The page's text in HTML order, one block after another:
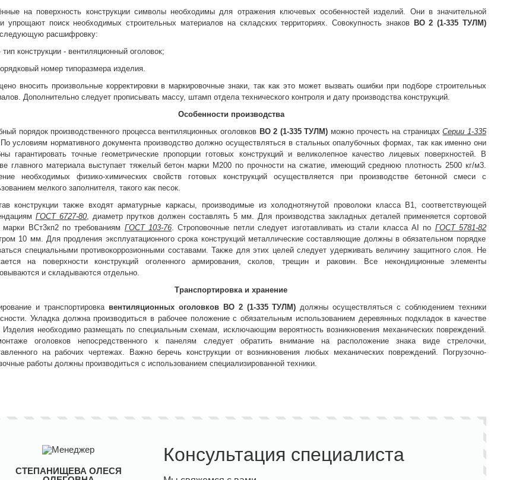
на поверхность конструкции символы необходимы для отражения ключевых особенностей изделий. Они в значительной
упрощают поиск необходимых строительных материалов на складских территориях. Совокупность знаков ВО 2 (1-335 ТУЛМ)
расшифровку:
конструкции - вентиляционный оголовок;
номер типоразмера изделия.
вносить произвольные корректировки в маркировочные знаки, так как это может вызвать ошибки при подборе строительных
Дополнительно следует прописывать массу, штамп отдела технического контроля и дату производства конструкций.
Особенности производства
порядок производственного процесса вентиляционных оголовков ВО 2 (1-335 ТУЛМ) можно прочесть на страницахСерии 1-335
условиям нормативного документа производство должно осуществляться в стальных опалубочных формах, так как именно они
гарантировать точные геометрические пропорции готовых конструкций и великолепное качество лицевых поверхностей. В
главного материала выступает тяжелый бетон марки М200 по прочности на сжатие, имеющий среднюю плотность 2500 кг/м3.
необходимых физико-химических свойств готовых конструкций осуществляется при производстве бетонной смеси с
мелкого заполнителя, такого как песок.
конструкции также входят арматурные каркасы, производимые из холоднотянутой проволоки класса В1, соответствующей
ГОСТ 6727-80, диаметр прутков должен составлять 5 мм. Для производства закладных деталей применяется сортовой
марки ВСт3кп2 по требованиям ГОСТ 103-76. Строповочные петли следует изготавливать из стали класса AI по ГОСТ 5781-82
10 мм. Для продления эксплуатационного срока конструкций металлические составляющие должны в обязательном порядке
специальными противокоррозионными составами. Также для этих целей следует удерживать величину защитного слоя. Не
на поверхности конструкций оголенного армирования, сколов, трещин и раковин. Все некондиционные элементы
и складываются отдельно.
Транспортировка и хранение
и транспортировка вентиляционных оголовков ВО 2 (1-335 ТУЛМ)должны осуществляться с соблюдением техники
Укладка должна производиться в рабочее положение с обязательным использованием деревянных подкладок в качестве
Изделия необходимо размещать по специальным схемам, исключающим вероятность возникновения механических повреждений.
оголовков непосредственного к панелям следует обратить внимание на расположение знака виде стрелочки,
на рабочих чертежах. Важно беречь конструкции от возникновения любых механических повреждений. Погрузочно-
работы должны производиться с использованием специализированной техники.
СТЕПАНИЩЕВА ОЛЕСЯ
Консультация специалиста